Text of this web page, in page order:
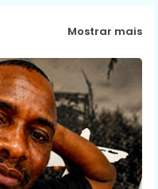
Mostrar mais